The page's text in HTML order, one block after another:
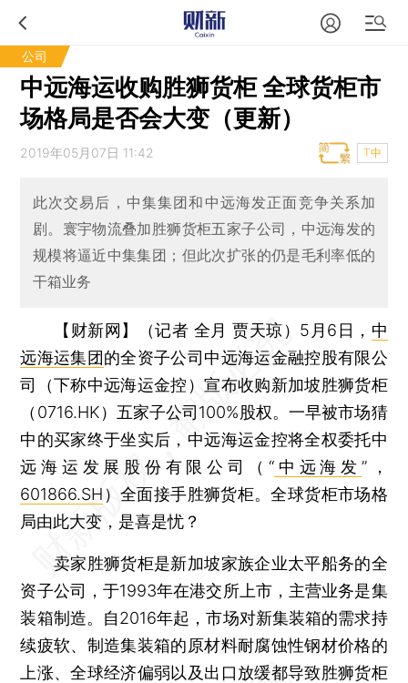
公司
中远海运收购胜狮货柜 全球货柜市
场格局是否会大变（更新）
2019年05月07日 11:42 T中
此次交易后，中集集团和中远海发正面竞争关系加
剧。寰宇物流叠加胜狮货柜五家子公司，中远海发的
规模将逼近中集集团；但此次扩张的仍是毛利率低的
干箱业务
【财新网】（记者 全月 贾天琼） 5月6日， 中
远海运集团的全资子公司中远海运金融控股有限公
司（下称中远海运金控）宣布收购新加坡胜狮货柜
（0716.HK）五家子公司100%股权。一早被市场猜
中的买家终于坐实后，中远海运金控将全权委托中
远海运发展股份有限公司（“ 中远海发 ”，
601866.SH ）全面接手胜狮货柜。全球货柜市场格
局由此大变，是喜是忧？
卖家胜狮货柜是新加坡家族企业太平船务的全
资子公司，于1993年在港交所上市，主营业务是集
装箱制造。自2016年起，市场对新集装箱的需求持
续疲软、制造集装箱的原材料耐腐蚀性钢材价格的
上涨、全球经济偏弱以及出口放缓都导致胜狮货柜